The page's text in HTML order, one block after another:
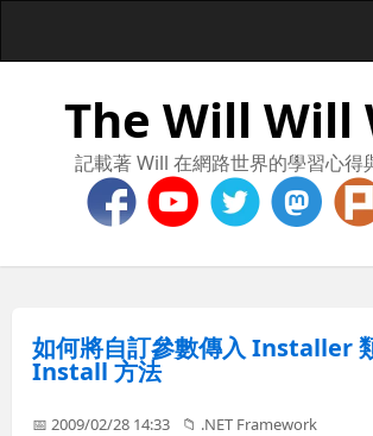
The Will Will
記載著 Will 在網路世界的學習心得
如何將自訂參數傳入 Installer
Install 方法
📅 2009/02/28 14:33 📁 .NET Framework